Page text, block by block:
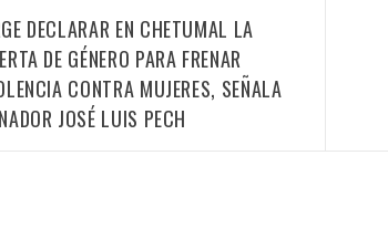
DECLARAR EN CHETUMAL LA
DE GÉNERO PARA FRENAR
CONTRA MUJERES, SEÑALA
JOSÉ LUIS PECH